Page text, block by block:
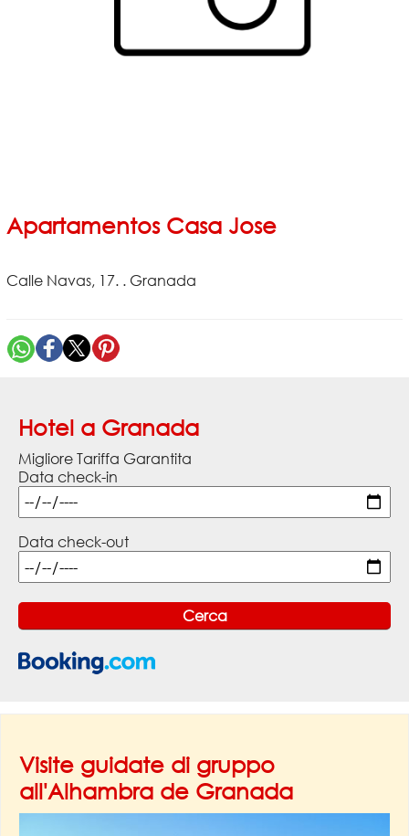
Apartamentos Casa Jose
Calle Navas, 17. . Granada
Hotel a Granada
Migliore Tariffa Garantita
Data check-in
Data check-out
Visite guidate di gruppo
all'Alhambra de Granada